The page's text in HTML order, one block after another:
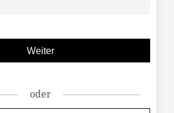
oder